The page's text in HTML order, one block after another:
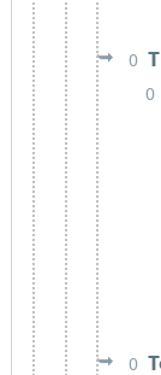
0
0
0